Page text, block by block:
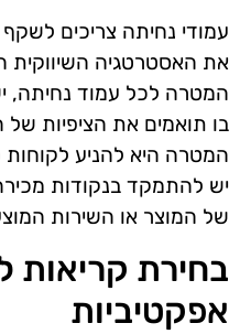
עמודי נחיתה צריכים
את האסטרטגיה
המטרה לכל עמוד נחיתה,
בו תואמים את הציפיות
המטרה היא להניע לקוחות
יש להתמקד בנקודות
של המוצר או השירות
בחירת קריאות
אפקטיביות